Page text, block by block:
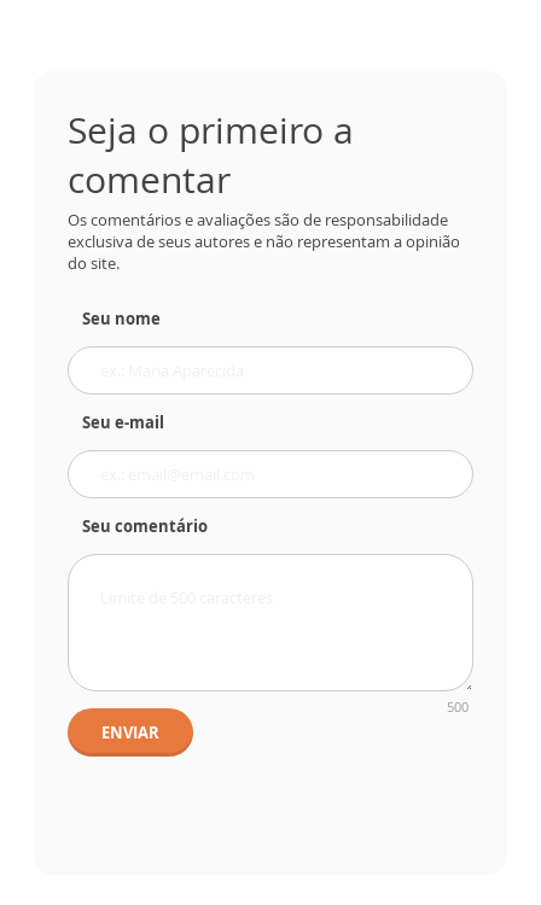
Seja o primeiro a
comentar
Os comentários e avaliações são de responsabilidade
exclusiva de seus autores e não representam a opinião
do site.
Seu nome
Seu e-mail
Seu comentário
500
ENVIAR